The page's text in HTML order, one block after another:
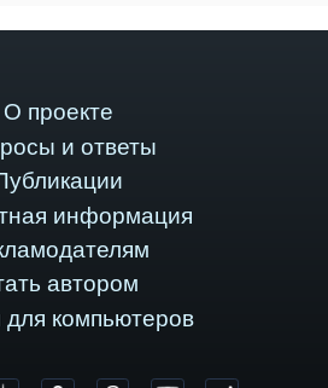
О проекте
и ответы
информация
автором
для компьютеров